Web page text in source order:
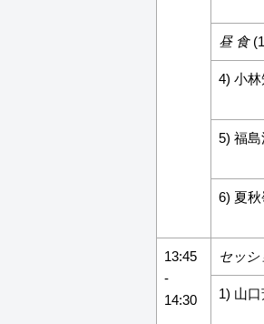
昼 食
4) 小
5) 福
6) 夏
13:45
-
14:30
セッ
1) 山